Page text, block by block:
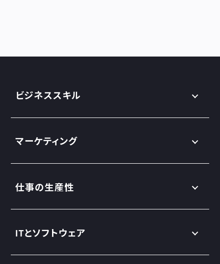
ビジネススキル
マーケティング
仕事の生産性
ITとソフトウェア